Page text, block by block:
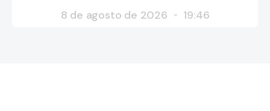
8 de agosto de 2026
19:46